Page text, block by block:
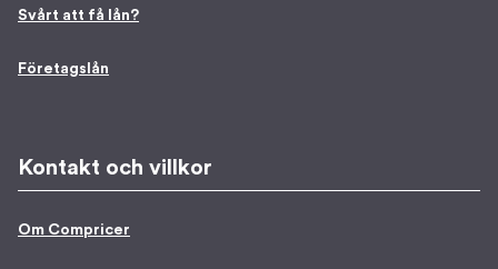
Svårt att få lån?
Företagslån
Kontakt och villkor
Om Compricer